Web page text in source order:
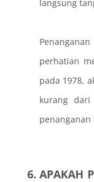
langsung
perhatian
pada 1978,
kurang
penanganan
APAKAH